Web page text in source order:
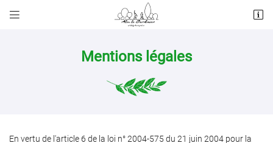
 
Mentions légales
En vertu de l'article 6 de la loi n° 2004-575 du 21 juin 2004 pour la